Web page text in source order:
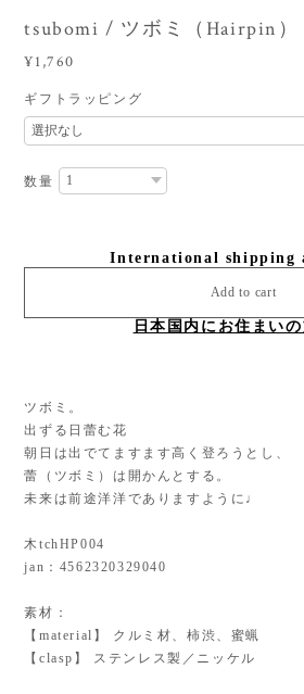
tsubomi / ツボミ（Hairpin）
¥1,760
ギフトラッピング
数量
International shipping
Add to cart
日本国内にお住まい
ツボミ。
出ずる日蕾む花
朝日は出でてますます高く登ろうとし、
蕾（ツボミ）は開かんとする。
未来は前途洋洋でありますように♩
木tchHP004
jan：4562320329040
素材：
【material】 クルミ材、柿渋、蜜蝋
【clasp】 ステンレス製／ニッケル